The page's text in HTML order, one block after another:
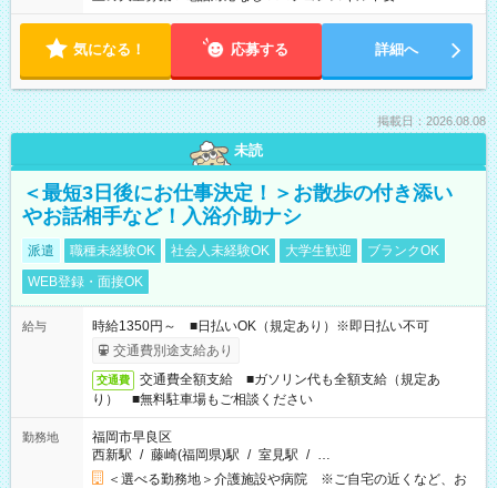
気になる！ 応募する 詳細へ
掲載日：2026.08.08
未読
＜最短3日後にお仕事決定！＞お散歩の付き添い
やお話相手など！入浴介助ナシ
派遣 職種未経験OK 社会人未経験OK 大学生歓迎
ブランクOK
WEB登録・面接OK
給与
時給1350円～ ■日払いOK（規定あり）※即日払い不可
交通費別途支給あり
交通費
交通費全額支給 ■ガソリン代も全額支給（規定あ
り） ■無料駐車場もご相談ください
勤務地
福岡市早良区
西新駅 / 藤崎(福岡県)駅 / 室見駅 / …
＜選べる勤務地＞介護施設や病院 ※ご自宅の近くなど、お